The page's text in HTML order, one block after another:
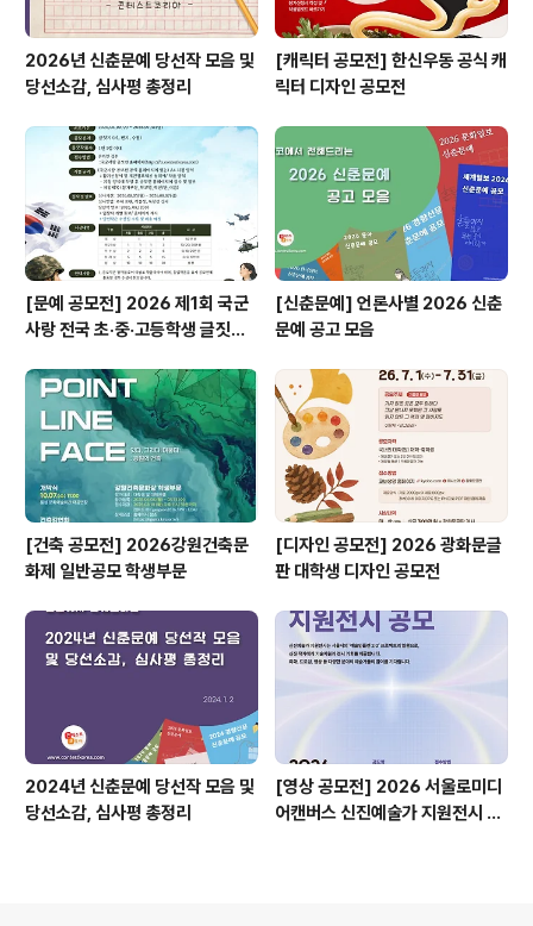
2026년 신춘문예 당선작 모음 및
당선소감, 심사평 총정리
[캐릭터 공모전] 한신우동 공식 캐
릭터 디자인 공모전
[문예 공모전] 2026 제1회 국군
사랑 전국 초·중·고등학생 글짓기
[신춘문예] 언론사별 2026 신춘
문예 공고 모음
[건축 공모전] 2026강원건축문
화제 일반공모 학생부문
[디자인 공모전] 2026 광화문글
판 대학생 디자인 공모전
2024년 신춘문예 당선작 모음 및
당선소감, 심사평 총정리
[영상 공모전] 2026 서울로미디
어캔버스 신진예술가 지원전시 공